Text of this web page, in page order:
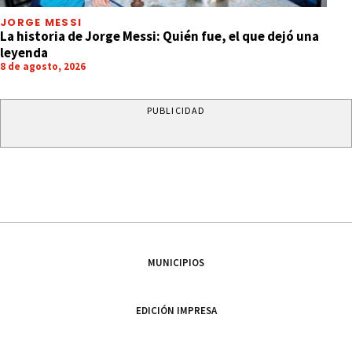
JORGE MESSI
La historia de Jorge Messi: Quién fue, el que dejó una
leyenda
8 de agosto, 2026
PUBLICIDAD
MUNICIPIOS
EDICIÓN IMPRESA